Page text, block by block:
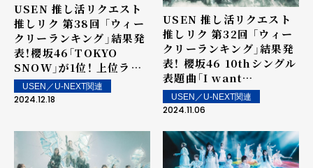
USEN 推し活リクエスト
推しリク 第38回 「ウィー
クリーランキング」結果発
表！櫻坂46「TOKYO
SNOW」が1位！ 上位ラン
クイン楽曲は街中・店内で
配信！
USEN／U-NEXT関連
2024.12.18
USEN 推し活リクエスト
推しリク 第32回 「ウィー
クリーランキング」結果発
表！ 櫻坂46 10thシングル
表題曲「I want
tomorrow to come」が
6週連続1位で記録更新！ 上
店内で配信！
USEN／U-NEXT関連
2024.11.06